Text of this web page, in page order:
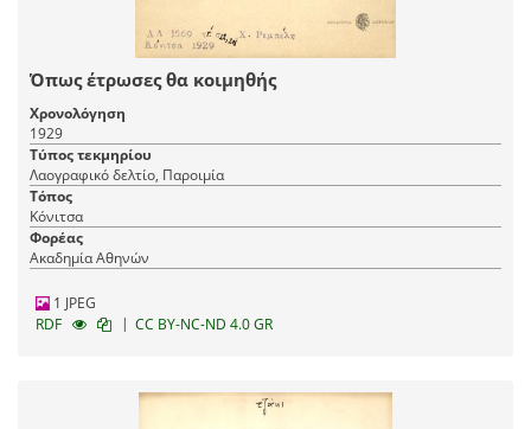
Όπως έτρωσες θα κοιμηθής
Χρονολόγηση
1929
Τύπος τεκμηρίου
Λαογραφικό δελτίο, Παροιμία
Τόπος
Κόνιτσα
Φορέας
Ακαδημία Αθηνών
1 JPEG
RDF
| CC BY-NC-ND 4.0 GR